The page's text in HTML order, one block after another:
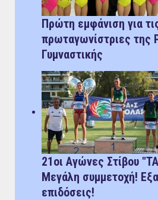
Πρώτη εμφάνιση για
πρωταγωνίστριες της
Γυμναστικής
21οι Αγώνες Στίβου
Μεγάλη συμμετοχή!
επιδόσεις!